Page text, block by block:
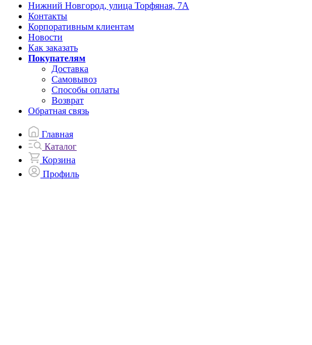
Нижний Новгород, улица Торфяная, 7А
Контакты
Корпоративным клиентам
Новости
Как заказать
Покупателям
Доставка
Самовывоз
Способы оплаты
Возврат
Обратная связь
Главная
Каталог
Корзина
Профиль